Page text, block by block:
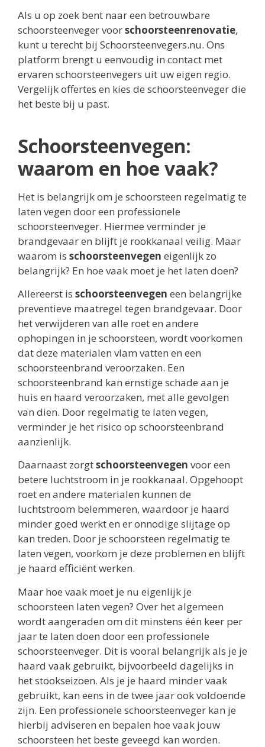
Als u op zoek bent naar een betrouwbare
schoorsteenveger voorschoorsteenrenovatie,
kunt u terecht bij Schoorsteenvegers.nu. Ons
platform brengt u eenvoudig in contact met
ervaren schoorsteenvegers uit uw eigen regio.
Vergelijk offertes en kies de schoorsteenveger die
het beste bij u past.
Schoorsteenvegen:
waarom en hoe vaak?
Het is belangrijk om je schoorsteen regelmatig te
laten vegen door een professionele
schoorsteenveger. Hiermee verminder je
brandgevaar en blijft je rookkanaal veilig. Maar
waarom is schoorsteenvegen eigenlijk zo
belangrijk? En hoe vaak moet je het laten doen?
Allereerst is schoorsteenvegen een belangrijke
preventieve maatregel tegen brandgevaar. Door
het verwijderen van alle roet en andere
ophopingen in je schoorsteen, wordt voorkomen
dat deze materialen vlam vatten en een
schoorsteenbrand veroorzaken. Een
schoorsteenbrand kan ernstige schade aan je
huis en haard veroorzaken, met alle gevolgen
van dien. Door regelmatig te laten vegen,
verminder je het risico op schoorsteenbrand
aanzienlijk.
Daarnaast zorgtschoorsteenvegen voor een
betere luchtstroom in je rookkanaal. Opgehoopt
roet en andere materialen kunnen de
luchtstroom belemmeren, waardoor je haard
minder goed werkt en er onnodige slijtage op
kan treden. Door je schoorsteen regelmatig te
laten vegen, voorkom je deze problemen en blijft
je haard efficiënt werken.
Maar hoe vaak moet je nu eigenlijk je
schoorsteen laten vegen? Over het algemeen
wordt aangeraden om dit minstens één keer per
jaar te laten doen door een professionele
schoorsteenveger. Dit is vooral belangrijk als je je
haard vaak gebruikt, bijvoorbeeld dagelijks in
het stookseizoen. Als je je haard minder vaak
gebruikt, kan eens in de twee jaar ook voldoende
zijn. Een professionele schoorsteenveger kan je
hierbij adviseren en bepalen hoe vaak jouw
schoorsteen het beste geveegd kan worden.